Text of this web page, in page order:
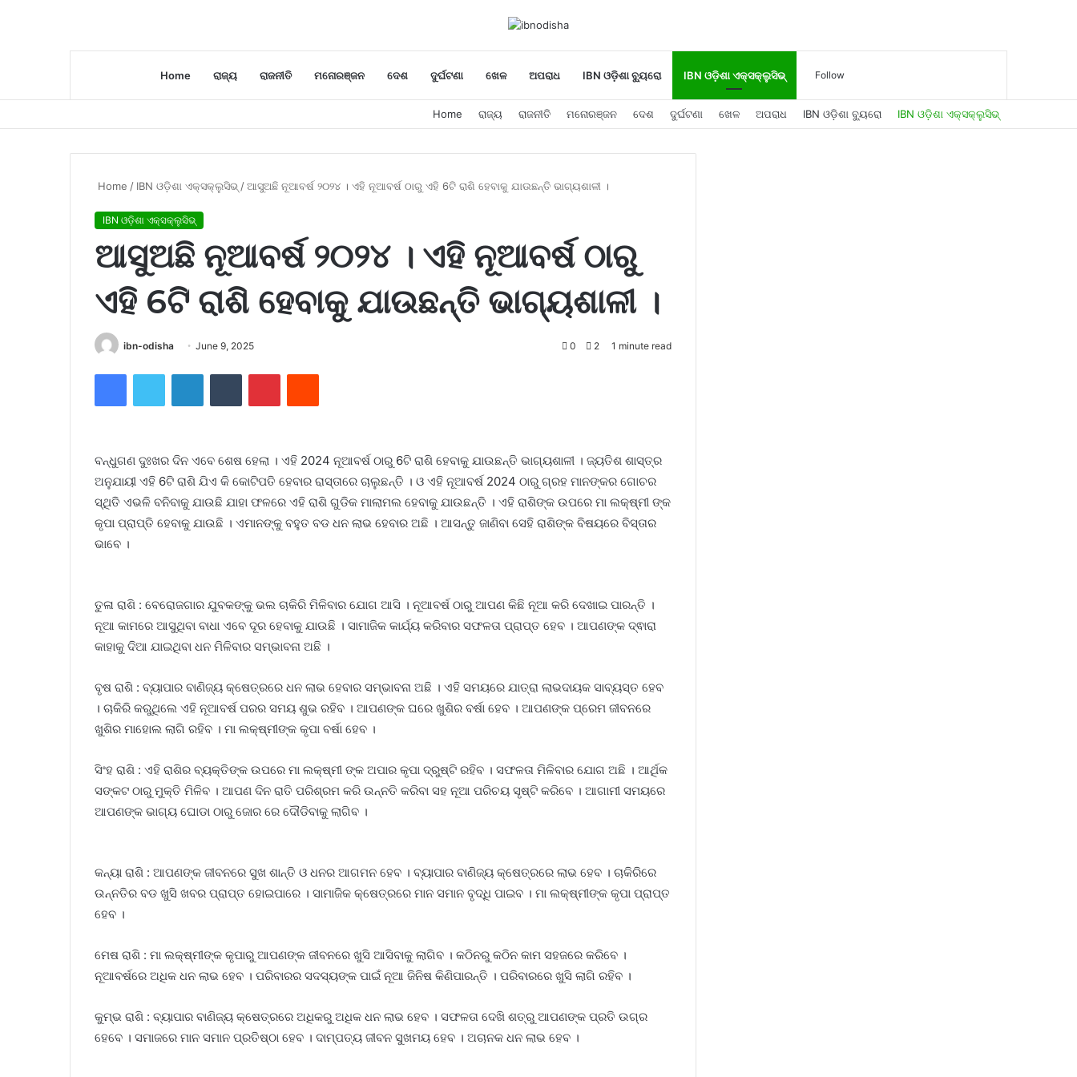
Home ରାଜ୍ୟ ରାଜନୀତି ମନୋରଞ୍ଜନ ଦେଶ ଦୁର୍ଘଟଣା ଖେଳ ଅପରାଧ IBN ଓଡ଼ିଶା ବ୍ୟୁରୋ IBN ଓଡ଼ିଶା ଏକ୍ସକ୍ଲୁସିଭ୍
for
In
Follow
Home ରାଜ୍ୟ ରାଜନୀତି ମନୋରଞ୍ଜନ ଦେଶ ଦୁର୍ଘଟଣା ଖେଳ ଅପରାଧ IBN ଓଡ଼ିଶା ବ୍ୟୁରୋ IBN ଓଡ଼ିଶା ଏକ୍ସକ୍ଲୁସିଭ୍
Home / IBN ଓଡ଼ିଶା ଏକ୍ସକ୍ଲୁସିଭ୍ /ଆସୁଅଛି ନୂଆବର୍ଷ ୨୦୨୪ । ଏହି ନୂଆବର୍ଷ ଠାରୁ ଏହି 6ଟି ରାଶି ହେବାକୁ ଯାଉଛନ୍ତି ଭାଗ୍ୟଶାଳୀ ।
IBN ଓଡ଼ିଶା ଏକ୍ସକ୍ଲୁସିଭ୍
ଆସୁଅଛି ନୂଆବର୍ଷ ୨୦୨୪ । ଏହି ନୂଆବର୍ଷ ଠାରୁ
ଏହି 6ଟି ରାଶି ହେବାକୁ ଯାଉଛନ୍ତି ଭାଗ୍ୟଶାଳୀ ।
ibn-odisha June 9, 2025 0 2 1 minute read
FacebookTwitter LinkedInTumblr PinterestReddit
ବନ୍ଧୁଗଣ ଦୁଃଖର ଦିନ ଏବେ ଶେଷ ହେଲା । ଏହି 2024 ନୂଆବର୍ଷ ଠାରୁ 6ଟି ରାଶି ହେବାକୁ ଯାଉଛନ୍ତି ଭାଗ୍ୟଶାଳୀ । ଜ୍ୟତିଶ ଶାସ୍ତ୍ର
ଅନୁଯାୟୀ ଏହି 6ଟି ରାଶି ଯିଏ କି କୋଟିପତି ହେବାର ରାସ୍ତାରେ ଚାଲୁଛନ୍ତି । ଓ ଏହି ନୂଆବର୍ଷ 2024 ଠାରୁ ଗ୍ରହ ମାନଙ୍କର ଗୋଚର
ସ୍ଥିତି ଏଭଳି ବନିବାକୁ ଯାଉଛି ଯାହା ଫଳରେ ଏହି ରାଶି ଗୁଡିକ ମାଲାମଲ ହେବାକୁ ଯାଉଛନ୍ତି । ଏହି ରାଶିଙ୍କ ଉପରେ ମା ଲକ୍ଷ୍ମୀ ଙ୍କ
କୃପା ପ୍ରାପ୍ତି ହେବାକୁ ଯାଉଛି । ଏମାନଙ୍କୁ ବହୁତ ବଡ ଧନ ଲାଭ ହେବାର ଅଛି । ଆସନ୍ତୁ ଜାଣିବା ସେହି ରାଶିଙ୍କ ବିଷୟରେ ବିସ୍ତାର
ଭାବେ ।
ତୁଳା ରାଶି : ବେରୋଜଗାର ଯୁବକଙ୍କୁ ଭଲ ଚାକିରି ମିଳିବାର ଯୋଗ ଆସି । ନୂଆବର୍ଷ ଠାରୁ ଆପଣ କିଛି ନୂଆ କରି ଦେଖାଇ ପାରନ୍ତି ।
ନୂଆ କାମରେ ଆସୁଥିବା ବାଧା ଏବେ ଦୂର ହେବାକୁ ଯାଉଛି । ସାମାଜିକ କାର୍ଯ୍ୟ କରିବାର ସଫଳତା ପ୍ରାପ୍ତ ହେବ । ଆପଣଙ୍କ ଦ୍ଵାରା
କାହାକୁ ଦିଆ ଯାଇଥିବା ଧନ ମିଳିବାର ସମ୍ଭାବନା ଅଛି ।
ବୃଷ ରାଶି : ବ୍ୟାପାର ବାଣିଜ୍ୟ କ୍ଷେତ୍ରରେ ଧନ ଲାଭ ହେବାର ସମ୍ଭାବନା ଅଛି । ଏହି ସମୟରେ ଯାତ୍ରା ଲାଭଦାୟକ ସାବ୍ୟସ୍ତ ହେବ
। ଚାକିରି କରୁଥିଲେ ଏହି ନୂଆବର୍ଷ ପରର ସମୟ ଶୁଭ ରହିବ । ଆପଣଙ୍କ ଘରେ ଖୁଶିର ବର୍ଷା ହେବ । ଆପଣଙ୍କ ପ୍ରେମ ଜୀବନରେ
ଖୁଶିର ମାହୋଲ ଲାଗି ରହିବ । ମା ଲକ୍ଷ୍ମୀଙ୍କ କୃପା ବର୍ଷା ହେବ ।
ସିଂହ ରାଶି : ଏହି ରାଶିର ବ୍ୟକ୍ତିଙ୍କ ଉପରେ ମା ଲକ୍ଷ୍ମୀ ଙ୍କ ଅପାର କୃପା ଦ୍ରୁଷ୍ଟି ରହିବ । ସଫଳତା ମିଳିବାର ଯୋଗ ଅଛି । ଆର୍ଥିକ
ସଙ୍କଟ ଠାରୁ ମୁକ୍ତି ମିଳିବ । ଆପଣ ଦିନ ରାତି ପରିଶ୍ରମ କରି ଉନ୍ନତି କରିବା ସହ ନୂଆ ପରିଚୟ ସୃଷ୍ଟି କରିବେ । ଆଗାମୀ ସମୟରେ
ଆପଣଙ୍କ ଭାଗ୍ୟ ଘୋଡା ଠାରୁ ଜୋର ରେ ଦୌଡିବାକୁ ଲାଗିବ ।
କନ୍ୟା ରାଶି : ଆପଣଙ୍କ ଜୀବନରେ ସୁଖ ଶାନ୍ତି ଓ ଧନର ଆଗମନ ହେବ । ବ୍ୟାପାର ବାଣିଜ୍ୟ କ୍ଷେତ୍ରରେ ଲାଭ ହେବ । ଚାକିରିରେ
ଉନ୍ନତିର ବଡ ଖୁସି ଖବର ପ୍ରାପ୍ତ ହୋଇପାରେ । ସାମାଜିକ କ୍ଷେତ୍ରରେ ମାନ ସମାନ ବୃଦ୍ଧି ପାଇବ । ମା ଲକ୍ଷ୍ମୀଙ୍କ କୃପା ପ୍ରାପ୍ତ
ହେବ ।
ମେଷ ରାଶି : ମା ଲକ୍ଷ୍ମୀଙ୍କ କୃପାରୁ ଆପଣଙ୍କ ଜୀବନରେ ଖୁସି ଆସିବାକୁ ଲାଗିବ । କଠିନରୁ କଠିନ କାମ ସହଜରେ କରିବେ ।
ନୂଆବର୍ଷରେ ଅଧିକ ଧନ ଲାଭ ହେବ । ପରିବାରର ସଦସ୍ୟଙ୍କ ପାଇଁ ନୂଆ ଜିନିଷ କିଣିପାରନ୍ତି । ପରିବାରରେ ଖୁସି ଲାଗି ରହିବ ।
କୁମ୍ଭ ରାଶି : ବ୍ୟାପାର ବାଣିଜ୍ୟ କ୍ଷେତ୍ରରେ ଅଧିକରୁ ଅଧିକ ଧନ ଲାଭ ହେବ । ସଫଳତା ଦେଖି ଶତ୍ରୁ ଆପଣଙ୍କ ପ୍ରତି ଉଗ୍ର
ହେବେ । ସମାଜରେ ମାନ ସମାନ ପ୍ରତିଷ୍ଠା ହେବ । ଦାମ୍ପତ୍ୟ ଜୀବନ ସୁଖମୟ ହେବ । ଅଚାନକ ଧନ ଲାଭ ହେବ ।